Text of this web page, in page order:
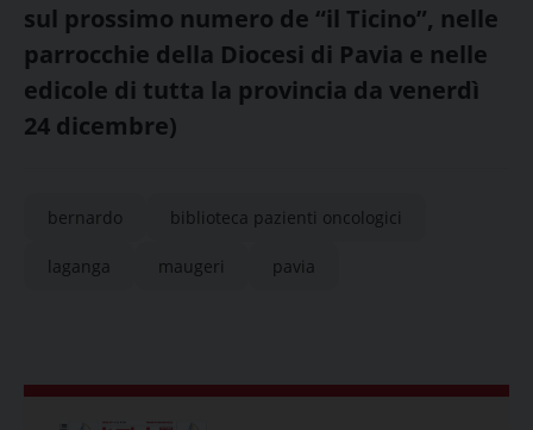
sul prossimo numero de “il Ticino”, nelle
parrocchie della Diocesi di Pavia e nelle
edicole di tutta la provincia da venerdì
24 dicembre)
bernardo biblioteca pazienti oncologici
laganga maugeri pavia